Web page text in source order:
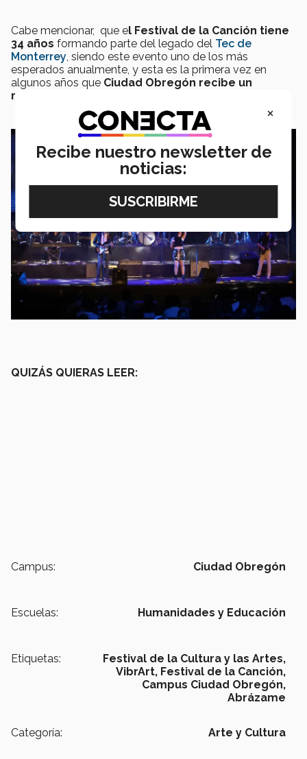
Cabe mencionar, que el Festival de la Canción tiene
34 años formando parte del legado del Tec de
Monterrey, siendo este evento uno de los más
esperados anualmente, y esta es la primera vez en
algunos años que Ciudad Obregón recibe un
reconocimiento en el Festival de la Canción.
QUIZÁS QUIERAS LEER:
Campus: Ciudad Obregón
Escuelas: Humanidades y Educación
Etiquetas:
Festival de la Cultura y las Artes,
VibrArt, Festival de la Canción,
Campus Ciudad Obregón,
Abrázame
Categoría: Arte y Cultura
×
Recibe nuestro newsletter de
noticias: